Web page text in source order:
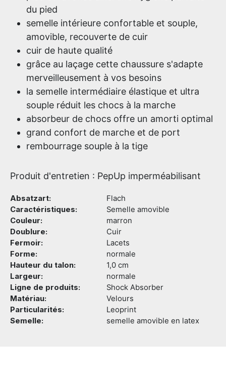
du pied
semelle intérieure confortable et souple,
amovible, recouverte de cuir
cuir de haute qualité
grâce au laçage cette chaussure s'adapte
merveilleusement à vos besoins
la semelle intermédiaire élastique et ultra
souple réduit les chocs à la marche
absorbeur de chocs offre un amorti optimal
grand confort de marche et de port
rembourrage souple à la tige
Produit d'entretien : PepUp imperméabilisant
Absatzart:
Flach
Caractéristiques:
Semelle amovible
Couleur:
marron
Doublure:
Cuir
Fermoir:
Lacets
Forme:
normale
Hauteur du talon:
1,0 cm
Largeur:
normale
Ligne de produits:
Shock Absorber
Matériau:
Velours
Particularités:
Leoprint
Semelle:
semelle amovible en latex